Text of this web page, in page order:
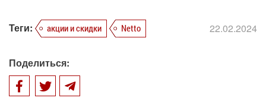
Теги: акции и скидки Netto 22.02.2024
Поделиться: